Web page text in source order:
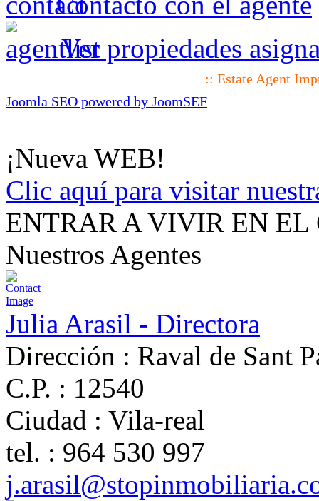
Ver propiedades
:: Estate Agent
Joomla SEO powered by JoomSEF
¡Nueva WEB!
Clic aquí para visitar
ENTRAR A VIVIR EN EL
Nuestros Agentes
Julia Arasil - Directora
Dirección : Raval de Sant
C.P. : 12540
Ciudad : Vila-real
tel. : 964 530 997